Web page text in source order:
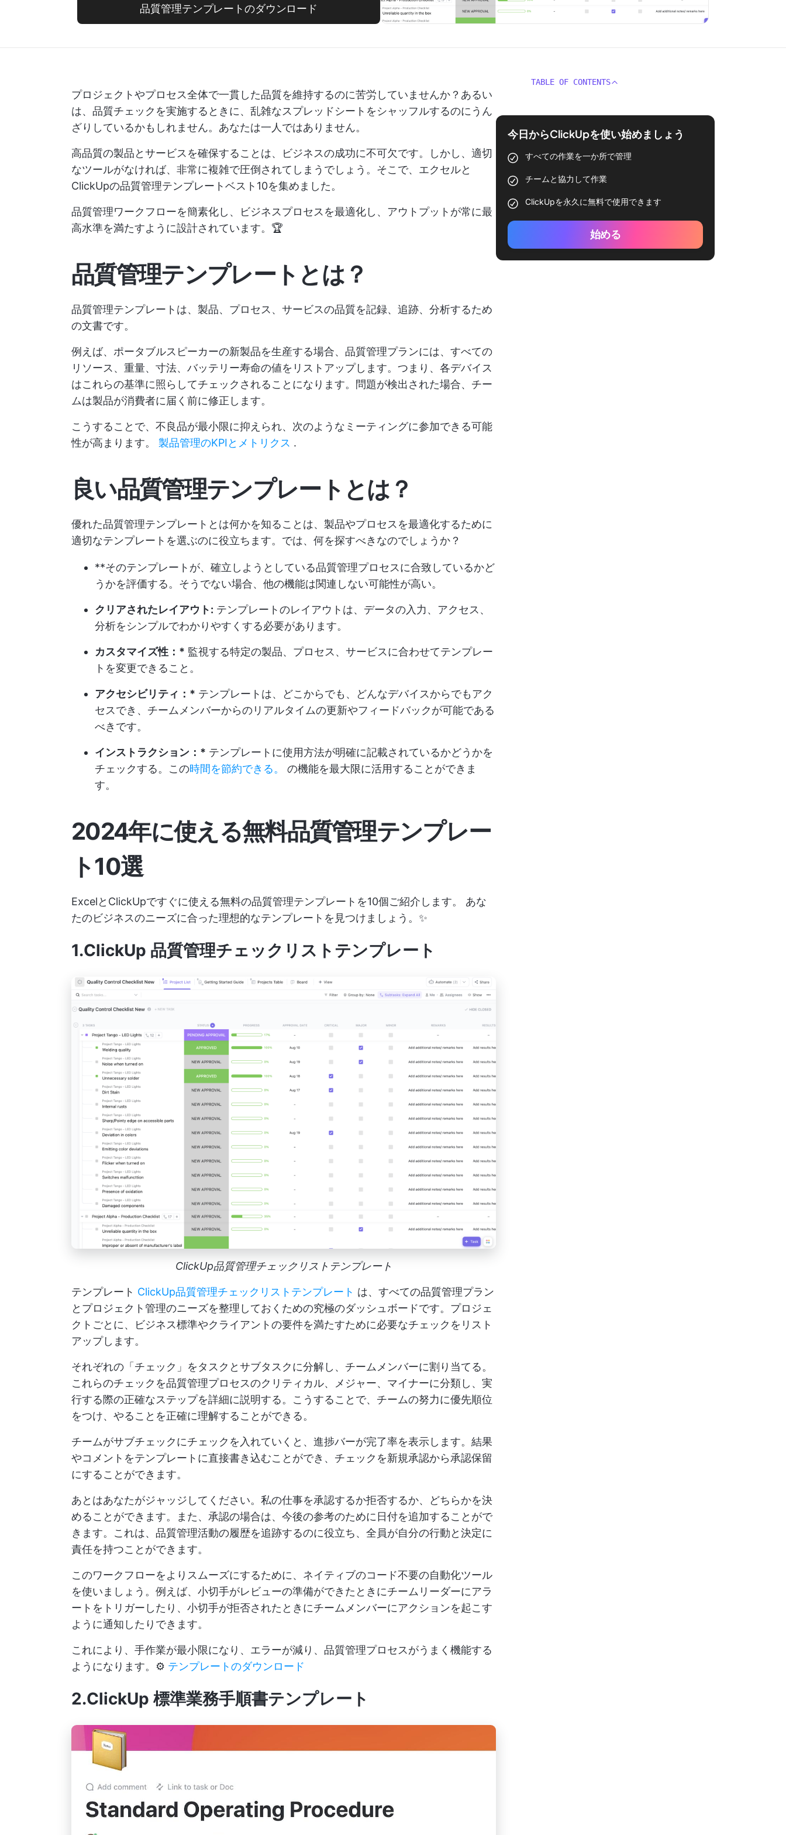
品質管理テンプレートのダウンロード
プロジェクトやプロセス全体で一貫した品質を維持するのに苦労していませんか？あるい
は、品質チェックを実施するときに、乱雑なスプレッドシートをシャッフルするのにうん
ざりしているかもしれません。あなたは一人ではありません。
高品質の製品とサービスを確保することは、ビジネスの成功に不可欠です。しかし、適切
なツールがなければ、非常に複雑で圧倒されてしまうでしょう。そこで、エクセルと
ClickUpの品質管理テンプレートベスト10を集めました。
品質管理ワークフローを簡素化し、ビジネスプロセスを最適化し、アウトプットが常に最
高水準を満たすように設計されています。🏆
品質管理テンプレートとは？
品質管理テンプレートは、製品、プロセス、サービスの品質を記録、追跡、分析するため
の文書です。
例えば、ポータブルスピーカーの新製品を生産する場合、品質管理プランには、すべての
リソース、重量、寸法、バッテリー寿命の値をリストアップします。つまり、各デバイス
はこれらの基準に照らしてチェックされることになります。問題が検出された場合、チー
ムは製品が消費者に届く前に修正します。
こうすることで、不良品が最小限に抑えられ、次のようなミーティングに参加できる可能
性が高まります。 製品管理のKPIとメトリクス .
良い品質管理テンプレートとは？
優れた品質管理テンプレートとは何かを知ることは、製品やプロセスを最適化するために
適切なテンプレートを選ぶのに役立ちます。では、何を探すべきなのでしょうか？
**そのテンプレートが、確立しようとしている品質管理プロセスに合致しているかど
うかを評価する。そうでない場合、他の機能は関連しない可能性が高い。
クリアされたレイアウト: テンプレートのレイアウトは、データの入力、アクセス、
分析をシンプルでわかりやすくする必要があります。
カスタマイズ性：* 監視する特定の製品、プロセス、サービスに合わせてテンプレー
トを変更できること。
アクセシビリティ：* テンプレートは、どこからでも、どんなデバイスからでもアク
セスでき、チームメンバーからのリアルタイムの更新やフィードバックが可能である
べきです。
インストラクション：* テンプレートに使用方法が明確に記載されているかどうかを
チェックする。この時間を節約できる。
の機能を最大限に活用することができま
す。
2024年に使える無料品質管理テンプレー
ト10選
ExcelとClickUpですぐに使える無料の品質管理テンプレートを10個ご紹介します。 あな
たのビジネスのニーズに合った理想的なテンプレートを見つけましょう。✨
1.ClickUp 品質管理チェックリストテンプレート
ClickUp品質管理チェックリストテンプレート
テンプレート ClickUp品質管理チェックリストテンプレート は、すべての品質管理プラン
とプロジェクト管理のニーズを整理しておくための究極のダッシュボードです。プロジェ
クトごとに、ビジネス標準やクライアントの要件を満たすために必要なチェックをリスト
アップします。
それぞれの「チェック」をタスクとサブタスクに分解し、チームメンバーに割り当てる。
これらのチェックを品質管理プロセスのクリティカル、メジャー、マイナーに分類し、実
行する際の正確なステップを詳細に説明する。こうすることで、チームの努力に優先順位
をつけ、やることを正確に理解することができる。
チームがサブチェックにチェックを入れていくと、進捗バーが完了率を表示します。結果
やコメントをテンプレートに直接書き込むことができ、チェックを新規承認から承認保留
にすることができます。
あとはあなたがジャッジしてください。私の仕事を承認するか拒否するか、どちらかを決
めることができます。また、承認の場合は、今後の参考のために日付を追加することがで
きます。これは、品質管理活動の履歴を追跡するのに役立ち、全員が自分の行動と決定に
責任を持つことができます。
このワークフローをよりスムーズにするために、ネイティブのコード不要の自動化ツール
を使いましょう。例えば、小切手がレビューの準備ができたときにチームリーダーにアラ
ートをトリガーしたり、小切手が拒否されたときにチームメンバーにアクションを起こす
ように通知したりできます。
これにより、手作業が最小限になり、エラーが減り、品質管理プロセスがうまく機能する
ようになります。⚙️ テンプレートのダウンロード
2.ClickUp 標準業務手順書テンプレート
TABLE OF CONTENTS
今日からClickUpを使い始めましょう
すべての作業を一か所で管理
チームと協力して作業
ClickUpを永久に無料で使用できます
始める